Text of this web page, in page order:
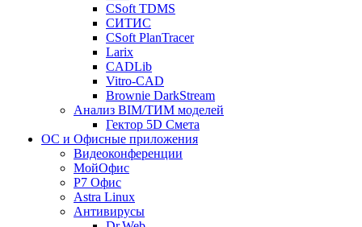
CSoft TDMS
СИТИС
CSoft PlanTracer
Larix
CADLib
Vitro-CAD
Brownie DarkStream
Анализ BIM/ТИМ моделей
Гектор 5D Смета
ОС и Офисные приложения
Видеоконференции
МойОфис
P7 Офис
Astra Linux
Антивирусы